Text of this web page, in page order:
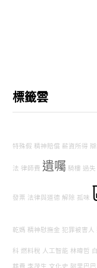
標籤雲
特殊假 精神賠償 薪資所得
法 律師費 遺囑 騎樓 過失
發票 法律與道德 解除 孤味
乾媽 精神慰撫金 犯罪被害人
科 燃料稅 人工智能 林暐哲
葬費 李茂生 文化史 阿里巴巴